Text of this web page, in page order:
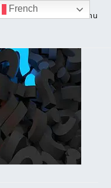
Menu
French